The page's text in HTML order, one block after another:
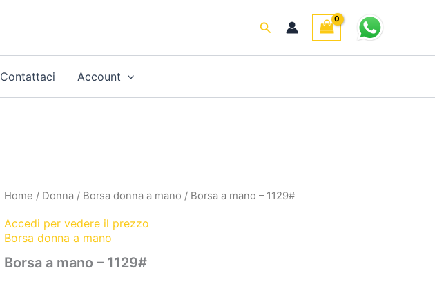
Cerca
Contattaci Account
Home / Donna / Borsa donna a mano / Borsa a mano – 1129#
Accedi per vedere il prezzo
Borsa donna a mano
Borsa a mano – 1129#